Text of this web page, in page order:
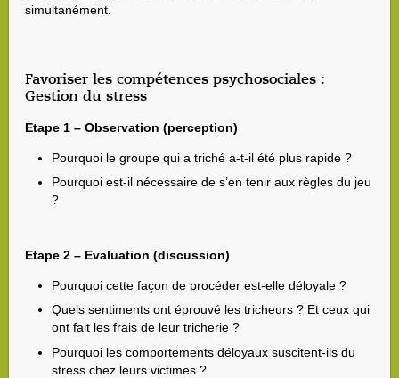
simultanément.
Favoriser les compétences psychosociales :
Gestion du stress
Etape 1 – Observation (perception)
Pourquoi le groupe qui a triché a-t-il été plus rapide ?
Pourquoi est-il nécessaire de s’en tenir aux règles du jeu
?
Etape 2 – Evaluation (discussion)
Pourquoi cette façon de procéder est-elle déloyale ?
Quels sentiments ont éprouvé les tricheurs ? Et ceux qui
ont fait les frais de leur tricherie ?
Pourquoi les comportements déloyaux suscitent-ils du
stress chez leurs victimes ?